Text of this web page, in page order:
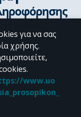
Πληροφόρησης
ΕΚΠΑ
για να σας
χρήσης.
www.uo